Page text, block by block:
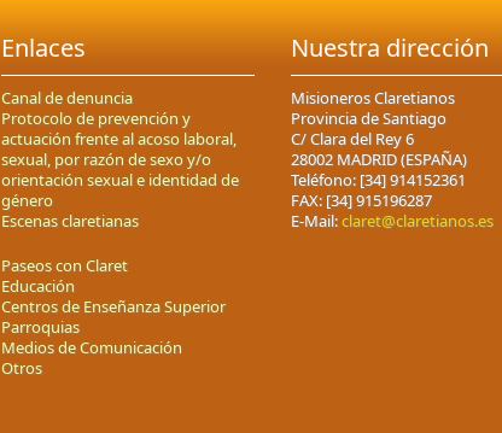
Enlaces
Canal de denuncia
Protocolo de prevención y
actuación frente al acoso laboral,
sexual, por razón de sexo y/o
orientación sexual e identidad de
género
Escenas claretianas
Paseos con Claret
Educación
Centros de Enseñanza Superior
Parroquias
Medios de Comunicación
Otros
Nuestra dirección
Misioneros Claretianos
Provincia de Santiago
C/ Clara del Rey 6
28002 MADRID (ESPAÑA)
Teléfono: [34] 914152361
FAX: [34] 915196287
E-Mail:claret@claretianos.es